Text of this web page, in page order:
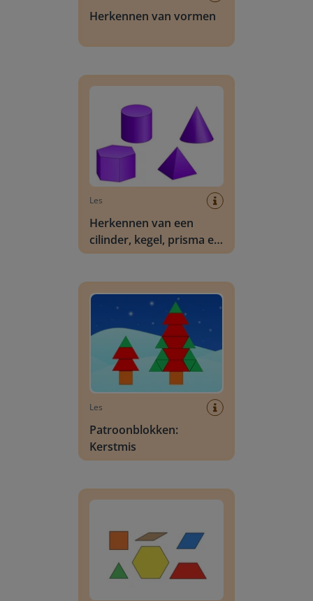
Herkennen van vormen
Les
Herkennen van een
cilinder, kegel, prisma en
piramide
Les
Patroonblokken:
Kerstmis